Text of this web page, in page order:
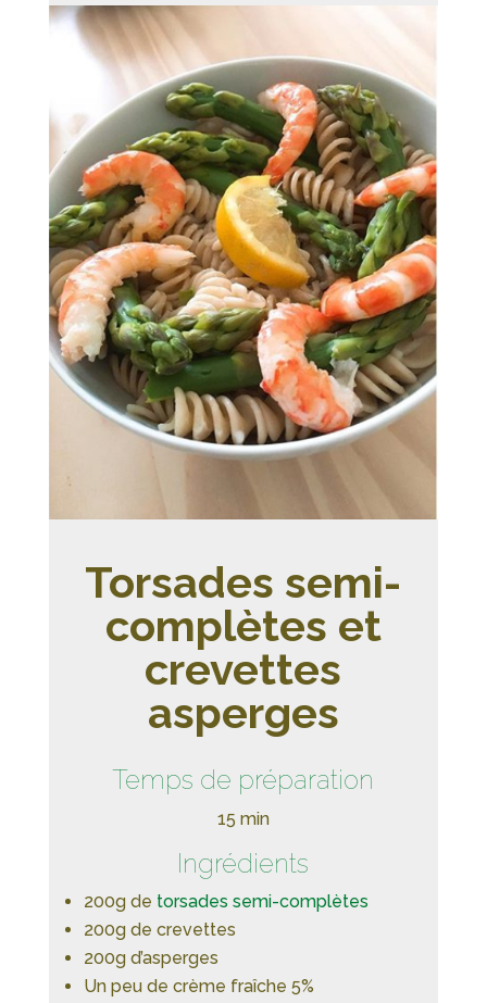
Torsades semi-
complètes et
crevettes
asperges
Temps de préparation
15 min
Ingrédients
200g de torsades semi-complètes
200g de crevettes
200g d’asperges
Un peu de crème fraîche 5%